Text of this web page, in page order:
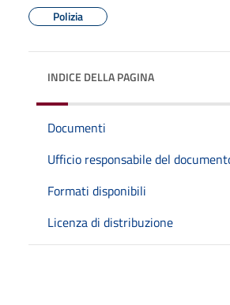
Polizia
INDICE DELLA PAGINA
Documenti
Ufficio responsabile del
Formati disponibili
Licenza di distribuzione